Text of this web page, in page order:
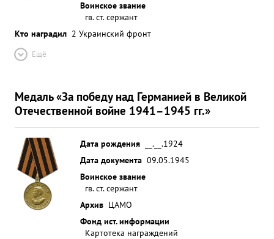
Воинское звание
гв. ст. сержант
Кто наградил 2 Украинский фронт
Ещё
Медаль «За победу над Германией в Великой
Отечественной войне 1941–1945 гг.»
Дата рождения
__.__.1924
Дата документа 09.05.1945
Воинское звание
гв. ст. сержант
Архив ЦАМО
Фонд ист. информации
Картотека награждений